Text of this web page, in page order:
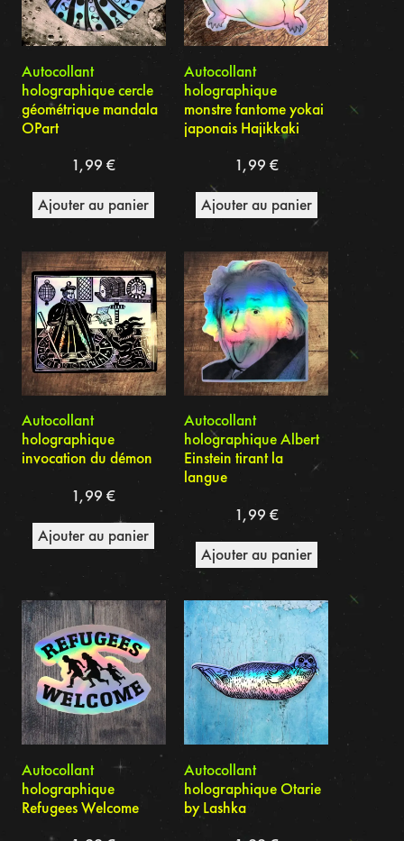
Autocollant
holographique cercle
géométrique mandala
OPart
1,99€
Ajouter au panier
Autocollant
holographique
monstre fantome yokai
japonais Hajikkaki
1,99 €
Ajouter au panier
Autocollant
holographique
invocation du démon
1,99€
Ajouter au panier
Autocollant
holographique Albert
Einstein tirant la
langue
1,99 €
Ajouter au panier
Autocollant
holographique
Refugees Welcome
Autocollant
holographique Otarie
by Lashka